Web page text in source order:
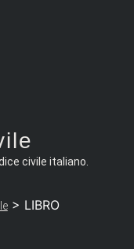
civile italiano.
> LIBRO